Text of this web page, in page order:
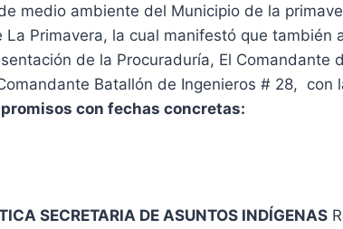
medio ambiente del Municipio de la
La Primavera, la cual manifestó que también
de la Procuraduría, El Comandante
Batallón de Ingenieros # 28, con
con fechas concretas:
SECRETARIA DE ASUNTOS INDÍGENAS